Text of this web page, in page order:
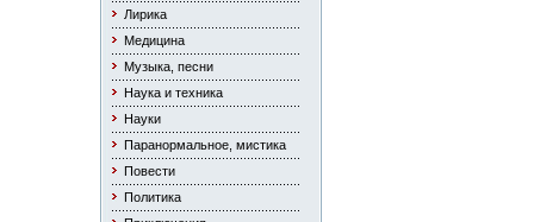
Лирика
Медицина
Музыка, песни
Наука и техника
Науки
Паранормальное, мистика
Повести
Политика